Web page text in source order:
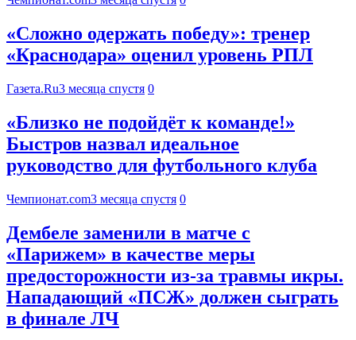
«Сложно одержать победу»: тренер
«Краснодара» оценил уровень РПЛ
Газета.Ru3 месяца спустя 0
«Близко не подойдёт к команде!»
Быстров назвал идеальное
руководство для футбольного клуба
Чемпионат.com3 месяца спустя 0
Дембеле заменили в матче с
«Парижем» в качестве меры
предосторожности из-за травмы икры.
Нападающий «ПСЖ» должен сыграть
в финале ЛЧ